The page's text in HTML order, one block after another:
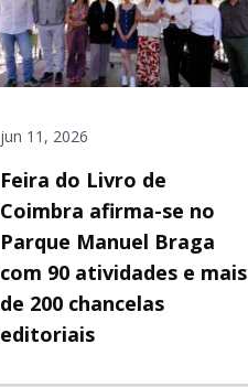
jun 11, 2026
Feira do Livro de
Coimbra afirma-se no
Parque Manuel Braga
com 90 atividades e mais
de 200 chancelas
editoriais